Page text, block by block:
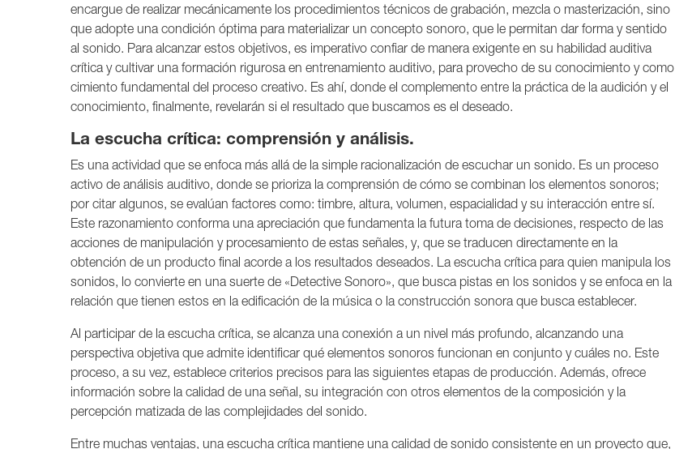
encargue de realizar mecánicamente los procedimientos técnicos de grabación, mezcla o masterización, sino
que adopte una condición óptima para materializar un concepto sonoro, que le permitan dar forma y sentido
al sonido. Para alcanzar estos objetivos, es imperativo confiar de manera exigente en su habilidad auditiva
crítica y cultivar una formación rigurosa en entrenamiento auditivo, para provecho de su conocimiento y como
cimiento fundamental del proceso creativo. Es ahí, donde el complemento entre la práctica de la audición y el
conocimiento, finalmente, revelarán si el resultado que buscamos es el deseado.
La escucha crítica: comprensión y análisis.
Es una actividad que se enfoca más allá de la simple racionalización de escuchar un sonido. Es un proceso
activo de análisis auditivo, donde se prioriza la comprensión de cómo se combinan los elementos sonoros;
por citar algunos, se evalúan factores como: timbre, altura, volumen, espacialidad y su interacción entre sí.
Este razonamiento conforma una apreciación que fundamenta la futura toma de decisiones, respecto de las
acciones de manipulación y procesamiento de estas señales, y, que se traducen directamente en la
obtención de un producto final acorde a los resultados deseados. La escucha crítica para quien manipula los
sonidos, lo convierte en una suerte de «Detective Sonoro», que busca pistas en los sonidos y se enfoca en la
relación que tienen estos en la edificación de la música o la construcción sonora que busca establecer.
Al participar de la escucha crítica, se alcanza una conexión a un nivel más profundo, alcanzando una
perspectiva objetiva que admite identificar qué elementos sonoros funcionan en conjunto y cuáles no. Este
proceso, a su vez, establece criterios precisos para las siguientes etapas de producción. Además, ofrece
información sobre la calidad de una señal, su integración con otros elementos de la composición y la
percepción matizada de las complejidades del sonido.
Entre muchas ventajas, una escucha crítica mantiene una calidad de sonido consistente en un proyecto que,